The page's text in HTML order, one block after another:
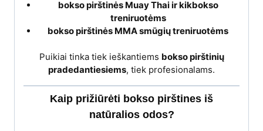
bokso pirštinės Muay Thai ir kikbokso
treniruotėms
bokso pirštinės MMA smūgių treniruotėms
Puikiai tinka tiek ieškantiems bokso pirštinių
pradedantiesiems, tiek profesionalams.
Kaip prižiūrėti bokso pirštines iš
natūralios odos?